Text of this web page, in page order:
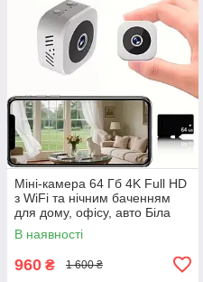
Міні-камера 64 Гб 4K Full HD
з WiFi та нічним баченням
для дому, офісу, авто Біла
В наявності
960 ₴ 1 600 ₴